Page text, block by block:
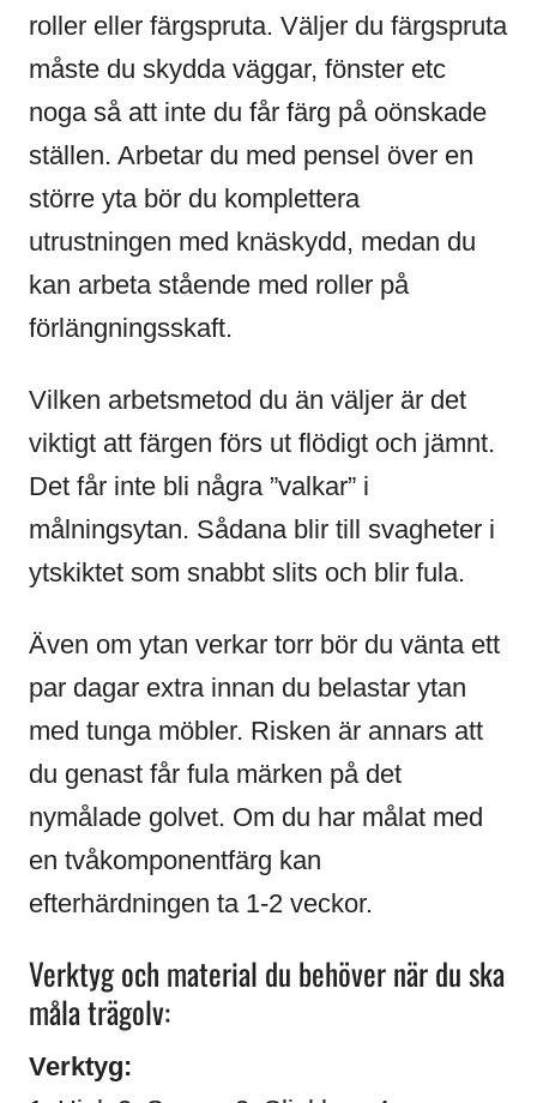
roller eller färgspruta. Väljer du färgspruta
måste du skydda väggar, fönster etc
noga så att inte du får färg på oönskade
ställen. Arbetar du med pensel över en
större yta bör du komplettera
utrustningen med knäskydd, medan du
kan arbeta stående med roller på
förlängningsskaft.
Vilken arbetsmetod du än väljer är det
viktigt att färgen förs ut flödigt och jämnt.
Det får inte bli några ”valkar” i
målningsytan. Sådana blir till svagheter i
ytskiktet som snabbt slits och blir fula.
Även om ytan verkar torr bör du vänta ett
par dagar extra innan du belastar ytan
med tunga möbler. Risken är annars att
du genast får fula märken på det
nymålade golvet. Om du har målat med
en tvåkomponentfärg kan
efterhärdningen ta 1-2 veckor.
Verktyg och material du behöver när du ska
måla trägolv:
Verktyg: